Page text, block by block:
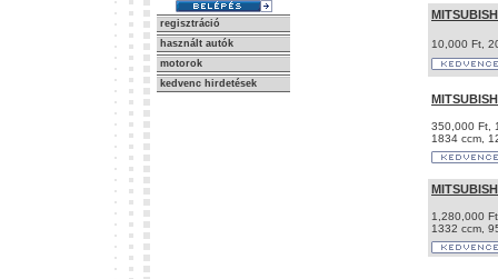
regisztráció
használt autók
motorok
kedvenc hirdetések
10,000 Ft,
350,000 Ft,
1834 ccm,
1,280,000
1332 ccm,